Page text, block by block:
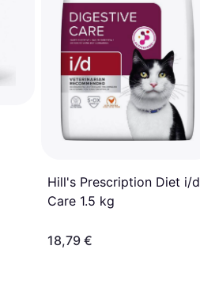
Hill's Prescription Diet i/d
Care 1.5 kg
18,79 €